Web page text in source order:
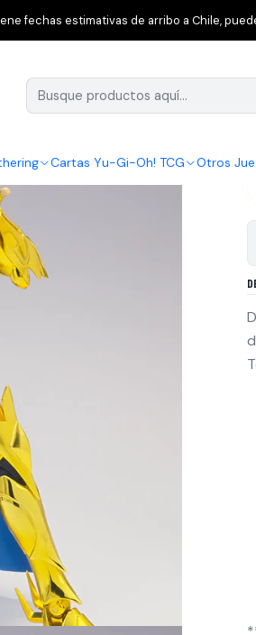
Cartas Yu-Gi-Oh! TCG Otros
fechas estimativas de arribo a Chile,
Saint Seiya Saint Cloth Myth Cancer
|